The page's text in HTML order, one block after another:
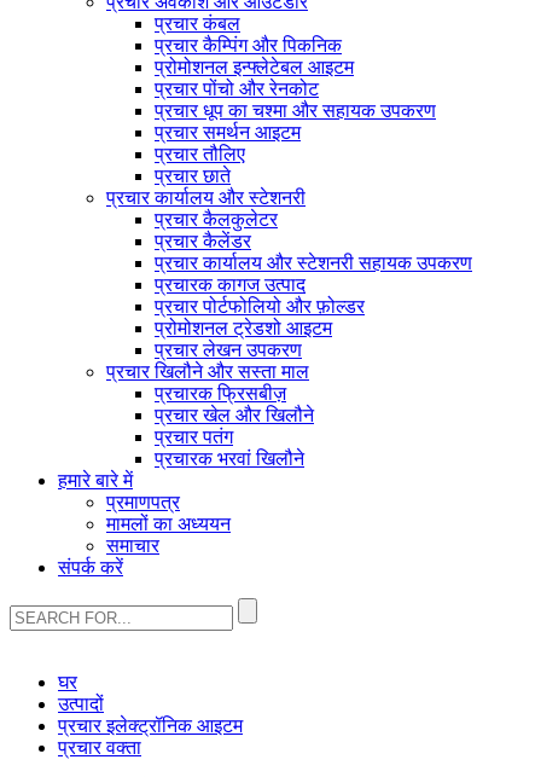
प्रचार कंबल
प्रचार कैम्पिंग और पिकनिक
प्रोमोशनल इन्फ्लेटेबल आइटम
प्रचार पोंचो और रेनकोट
प्रचार धूप का चश्मा और सहायक उपकरण
प्रचार समर्थन आइटम
प्रचार तौलिए
प्रचार छाते
प्रचार कार्यालय और स्टेशनरी
प्रचार कैलकुलेटर
प्रचार कैलेंडर
प्रचार कार्यालय और स्टेशनरी सहायक उपकरण
प्रचारक कागज उत्पाद
प्रचार पोर्टफोलियो और फ़ोल्डर
प्रोमोशनल ट्रेडशो आइटम
प्रचार लेखन उपकरण
प्रचार खिलौने और सस्ता माल
प्रचारक फ्रिसबीज़
प्रचार खेल और खिलौने
प्रचार पतंग
प्रचारक भरवां खिलौने
हमारे बारे में
प्रमाणपत्र
मामलों का अध्ययन
समाचार
संपर्क करें
घर
उत्पादों
प्रचार इलेक्ट्रॉनिक आइटम
प्रचार वक्ता